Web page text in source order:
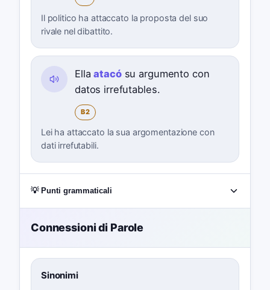
Il politico ha attaccato la proposta del suo
rivale nel dibattito.
Ellaatacósu argumento con
datos irrefutables.
B2
Lei ha attaccato la sua argomentazione con
dati irrefutabili.
💡 Punti grammaticali
Connessioni di Parole
Sinonimi